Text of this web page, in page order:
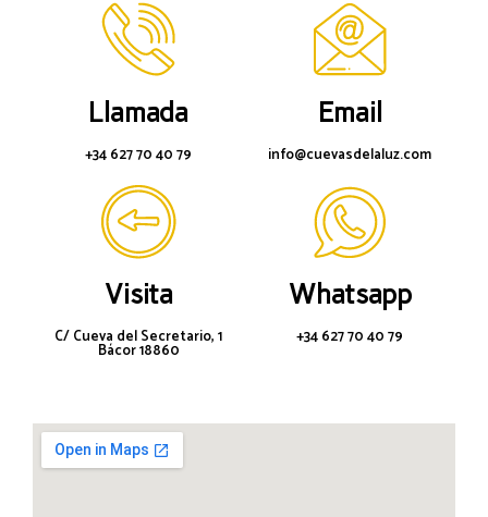
Llamada
+34 627 70 40 79
Email
info@cuevasdelaluz.com
Visita
C/ Cueva del Secretario, 1
Bácor 18860
Whatsapp
+34 627 70 40 79